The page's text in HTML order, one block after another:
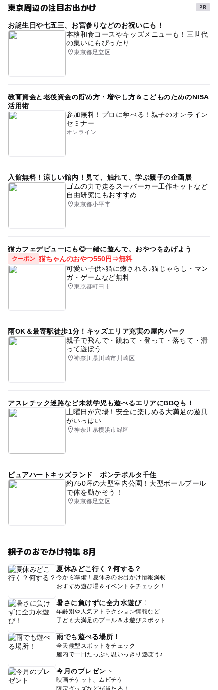
東京周辺の注目お出かけ
お誕生日や七五三、お宮参りなどのお祝いにも！
本格和食コースやキッズメニューも！三世代
の集いにもぴったり
東京都足立区
教育資金と老後資金の貯め方・増やし方＆こどものためのNISA
活用術
参加無料！プロに学べる！親子のオンライン
セミナー
オンライン
入館無料！涼しい館内！見て、触れて、学ぶ親子の企画展
ゴムの力で走るスーパーカー工作キットなど
自由研究にもおすすめ
東京都小平市
猫カフェデビューにも◎一緒に遊んで、おやつをあげよう
クーポン 猫ちゃんのおやつ550円⇒無料
可愛い子供×猫に癒される♪猫じゃらし・マン
ガ・ゲームなど無料
東京都町田市
雨OK＆最寄駅徒歩1分！キッズエリア充実の屋内パーク
親子で飛んで・跳ねて・登って・落ちて・滑
って遊ぼう
神奈川県川崎市川崎区
アスレチック迷路など未就学児も遊べるエリアにBBQも！
土曜日が穴場！安全に楽しめる大満足の遊具
がいっぱい
神奈川県横浜市緑区
ピュアハートキッズランド ポンテポルタ千住
約750坪の大型室内公園！大型ボールプール
で体を動かそう！
東京都足立区
親子のおでかけ特集 8月
夏休みどこ行く？何する？
今から準備！夏休みのお出かけ情報満載
おすすめ遊び場＆イベントをチェック！
暑さに負けずに全力水遊び！
年齢別や人気アトラクション情報など
子ども大満足のプール＆水遊びスポット
雨でも遊べる場所！
全天候型スポットをチェック
屋内で一日たっぷり思いっきり遊ぼう♪
今月のプレゼント
映画チケット、ムビチケ